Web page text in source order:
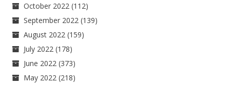
October 2022 (112)
September 2022 (139)
August 2022 (159)
July 2022 (178)
June 2022 (373)
May 2022 (218)